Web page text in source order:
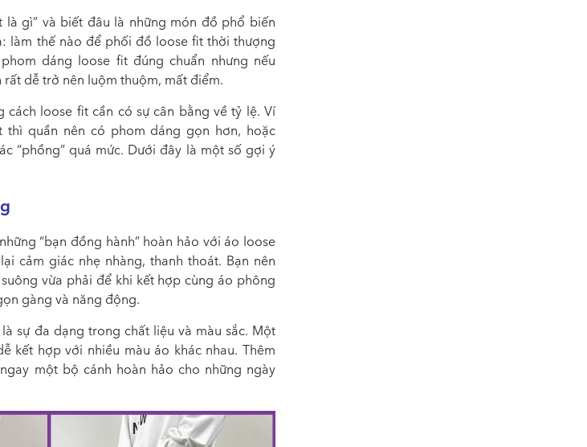
là gì” và biết đâu là những món đồ phổ biến
làm thế nào để phối đồ loose fit thời thượng
dáng loose fit đúng chuẩn nhưng nếu
dễ trở nên luộm thuộm, mất điểm.
cách loose fit cần có sự cân bằng về tỷ lệ. Ví
thì quần nên có phom dáng gọn hơn, hoặc
“phồng” quá mức. Dưới đây là một số gợi ý
“bạn đồng hành” hoàn hảo với áo loose
cảm giác nhẹ nhàng, thanh thoát. Bạn nên
vừa phải để khi kết hợp cùng áo phông
gàng và năng động.
sự đa dạng trong chất liệu và màu sắc. Một
kết hợp với nhiều màu áo khác nhau. Thêm
một bộ cánh hoàn hảo cho những ngày